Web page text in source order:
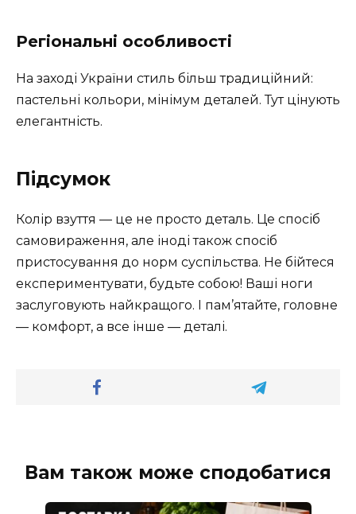
Регіональні особливості
На заході України стиль більш традиційний:
пастельні кольори, мінімум деталей. Тут цінують
елегантність.
Підсумок
Колір взуття — це не просто деталь. Це спосіб
самовираження, але іноді також спосіб
пристосування до норм суспільства. Не бійтеся
експериментувати, будьте собою! Ваші ноги
заслуговують найкращого. І пам’ятайте, головне
— комфорт, а все інше — деталі.
Вам також може сподобатися